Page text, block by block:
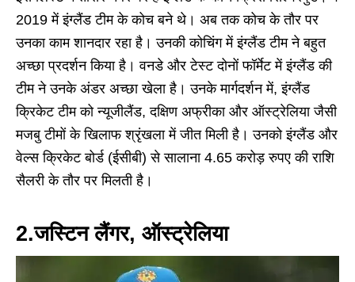
2019 में इंग्लैंड टीम के कोच बने थे। अब तक कोच के तौर पर
उनका काम शानदार रहा है। उनकी कोचिंग में इंग्लैंड टीम ने बहुत
अच्छा प्रदर्शन किया है। वनडे और टेस्ट दोनों फॉर्मेट में इंग्लैंड की
टीम ने उनके अंडर अच्छा खेला है। उनके मार्गदर्शन में, इंग्लैंड
क्रिकेट टीम को न्यूजीलैंड, दक्षिण अफ्रीका और ऑस्ट्रेलिया जैसी
मजबु टीमों के खिलाफ श्रृंखला में जीत मिली है। उनको इंग्लैंड और
वेल्स क्रिकेट बोर्ड (ईसीबी) से सालाना 4.65 करोड़ रुपए की राशि
सैलरी के तौर पर मिलती है।
2.जस्टिन लैंगर, ऑस्ट्रेलिया